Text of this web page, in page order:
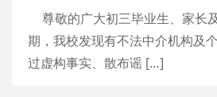
尊敬的广大初三毕业生、家长
期，我校发现有不法中介机构及
过虚构事实、散布谣 […]